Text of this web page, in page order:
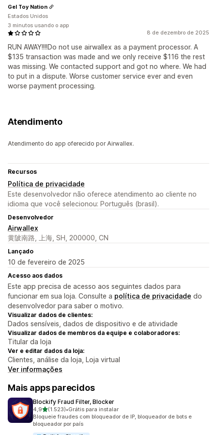
8 de dezembro de 2025
RUN AWAY!!!!Do not use airwallex as a payment processor. A
$135 transaction was made and we only receive $116 the rest
was missing. We contacted support and got no where. We had
to put in a dispute. Worse customer service ever and even
worse payment processing.
Gel Toy Nation
Estados Unidos
3 minutos usando o app
Atendimento
Atendimento do app oferecido por Airwallex.
Recursos
Política de privacidade
Este desenvolvedor não oferece atendimento ao cliente no
idioma que você selecionou: Português (brasil).
Desenvolvedor
Airwallex
黄陂南路, 上海, SH, 200000, CN
Lançado
10 de fevereiro de 2025
Acesso aos dados
Este app precisa de acesso aos seguintes dados para
funcionar em sua loja. Consulte a política de privacidade do
desenvolvedor para saber o motivo.
Visualizar dados de clientes:
Dados sensíveis, dados de dispositivo e de atividade
Visualizar dados de membros da equipe e colaboradores:
Titular da loja
Ver e editar dados da loja:
Clientes, análise da loja, Loja virtual
Ver informações
Mais apps parecidos
Blockify Fraud Filter, Blocker
4,9de 5 estrelas
(1.523)
1523 avaliações ao todo
•Grátis para instalar
Bloqueie fraudes com bloqueador de IP, bloqueador de bots e
bloqueador por país